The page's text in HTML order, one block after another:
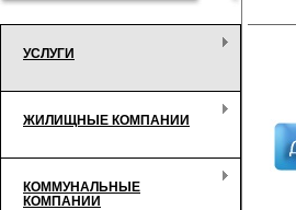
УСЛУГИ
ЖИЛИЩНЫЕ КОМПАНИИ
КОММУНАЛЬНЫЕ
КОМПАНИИ